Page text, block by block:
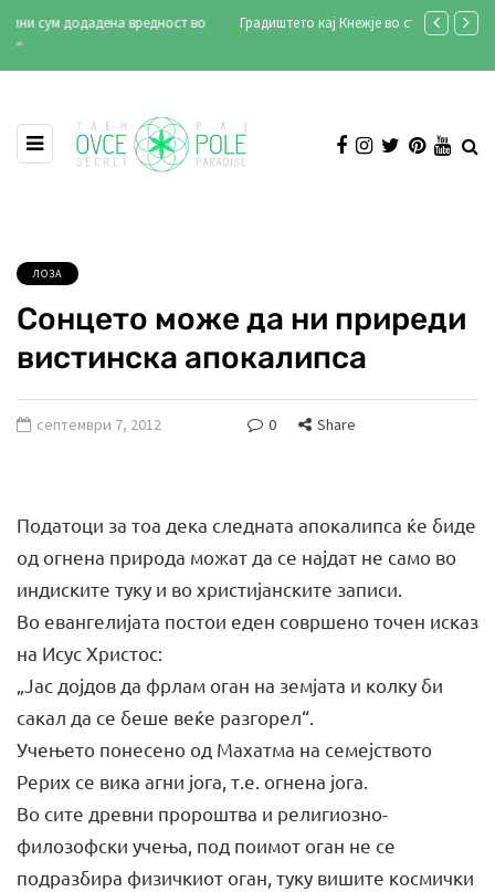
Градиштето кај Кнежје во стар документарен филм (видео)
ЛОЗА
Сонцето може да ни приреди
вистинска апокалипса
септември 7, 2012 0 Share
Податоци за тоа дека следната апокалипса ќе биде
од огнена природа можат да се најдат не само во
индиските туку и во христијанските записи.
Во евангелијата постои еден совршено точен исказ
на Исус Христос:
„Јас дојдов да фрлам оган на земјата и колку би
сакал да се беше веќе разгорел“.
Учењето понесено од Махатма на семејството
Рерих се вика агни јога, т.е. огнена јога.
Во сите древни пророштва и религиозно-
филозофски учења, под поимот оган не се
подразбира физичкиот оган, туку вишите космички